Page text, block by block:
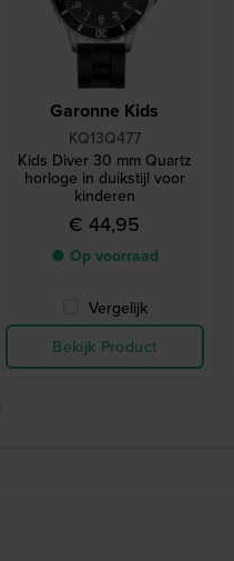
Garonne Kids
KQ13Q477
Kids Diver 30 mm Quartz
horloge in duikstijl voor
kinderen
€ 44,95
● Op voorraad
Vergelijk
Bekijk Product